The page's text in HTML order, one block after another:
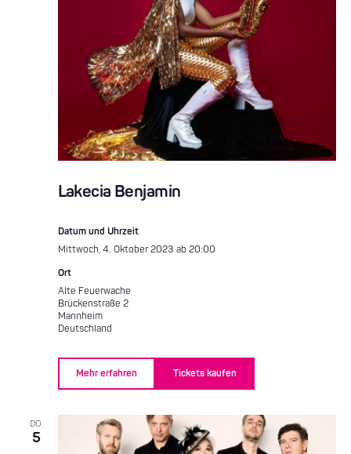
Lakecia Benjamin
Datum und Uhrzeit
Mittwoch, 4. Oktober 2023 ab 20:00
Ort
Alte Feuerwache
Brückenstraße 2
Mannheim
Deutschland
Mehr erfahren Tickets kaufen
DO.
5